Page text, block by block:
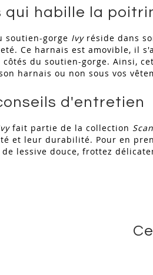
qui habille la
soutien-gorge Ivyréside dans
Ce harnais est amovible, il
du soutien-gorge. Ainsi,
harnais ou non sous vos
d'entretien
fait partie de la collection
et leur durabilité. Pour en
lessive douce, frottez